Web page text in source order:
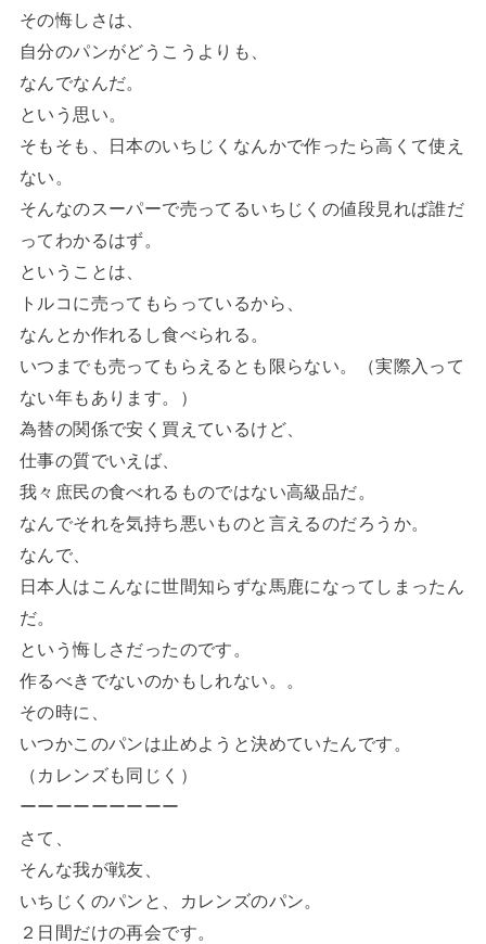
その悔しさは、
自分のパンがどうこうよりも、
なんでなんだ。
という思い。
そもそも、日本のいちじくなんかで作ったら高くて使え
ない。
そんなのスーパーで売ってるいちじくの値段見れば誰だ
ってわかるはず。
ということは、
トルコに売ってもらっているから、
なんとか作れるし食べられる。
いつまでも売ってもらえるとも限らない。（実際入って
ない年もあります。）
為替の関係で安く買えているけど、
仕事の質でいえば、
我々庶民の食べれるものではない高級品だ。
なんでそれを気持ち悪いものと言えるのだろうか。
なんで、
日本人はこんなに世間知らずな馬鹿になってしまったん
だ。
という悔しさだったのです。
作るべきでないのかもしれない。。
その時に、
いつかこのパンは止めようと決めていたんです。
（カレンズも同じく）
ーーーーーーーーー
さて、
そんな我が戦友、
いちじくのパンと、カレンズのパン。
２日間だけの再会です。